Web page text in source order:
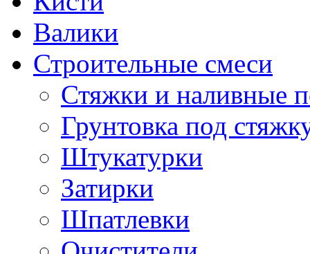
Валики
Строительные смеси
Стяжки и наливные
Грунтовка под
Штукатурки
Затирки
Шпатлевки